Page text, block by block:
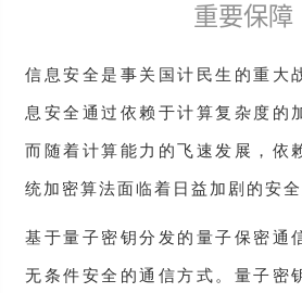
重要保障
信息安全是事关国计民生的重大
息安全通过依赖于计算复杂度的
而随着计算能力的飞速发展，依
统加密算法面临着日益加剧的安全
基于量子密钥分发的量子保密通
无条件安全的通信方式。量子密